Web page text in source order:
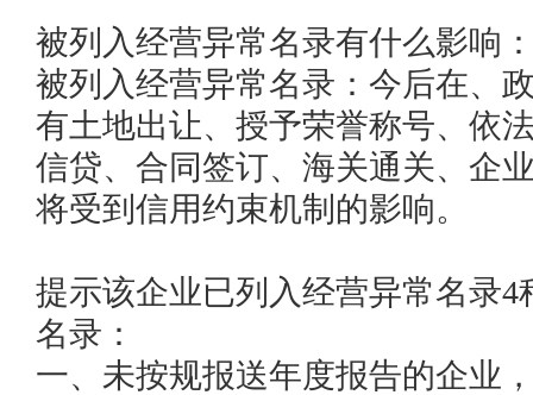
被列入经营异常名录有什么影响
被列入经营异常名录：今后在、
有土地出让、授予荣誉称号、依
信贷、合同签订、海关通关、企
将受到信用约束机制的影响。
提示该企业已列入经营异常名录
名录：
一、未按规报送年度报告的企业